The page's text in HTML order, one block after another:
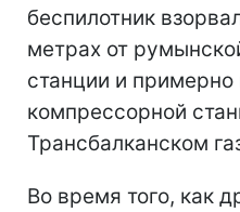
беспилотник
метрах от
станции и примерно
компрессорной
Трансбалканском
Во время того, как